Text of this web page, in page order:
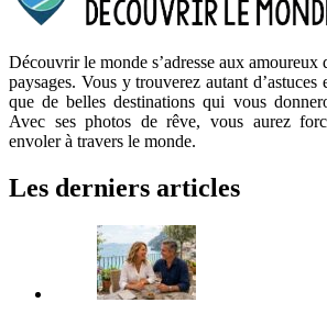
Découvrir le monde s’adresse aux amoureux
paysages. Vous y trouverez autant d’astuces
que de belles destinations qui vous
Avec ses photos de rêve, vous aurez
envoler à travers le monde.
Les derniers articles